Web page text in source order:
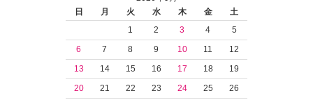
日
月 火 水 木 金
土
1
2 3 4
5
6
7 8 9 10 11
12
13
14 15 16 17 18
19
20
21 22 23 24 25
26